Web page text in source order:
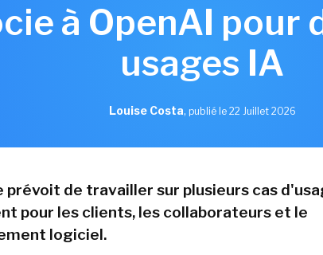
à OpenAI pour
usages IA
Louise Costa, publié le 22 Juillet 2026
prévoit de travailler sur plusieurs cas
pour les clients, les collaborateurs et le
logiciel.